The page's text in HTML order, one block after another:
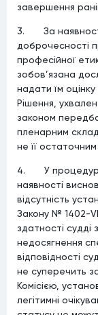
завершення
3. За
доброчесності
професійної
зобов’язана
надати їм оцінку
Рішення,
законом
пленарним
не її
4. У процедурі
наявності
відсутність
Закону № 1402-
здатності
недосягнення
відповідності
не суперечить
Комісією,
легітимні